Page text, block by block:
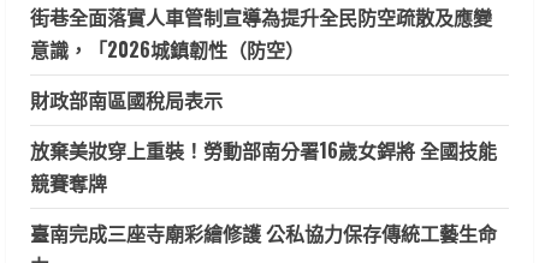
街巷全面落實人車管制宣導為提升全民防空疏散及應變
意識，「2026城鎮韌性（防空）
財政部南區國稅局表示
放棄美妝穿上重裝！勞動部南分署16歲女銲將 全國技能
競賽奪牌
臺南完成三座寺廟彩繪修護 公私協力保存傳統工藝生命